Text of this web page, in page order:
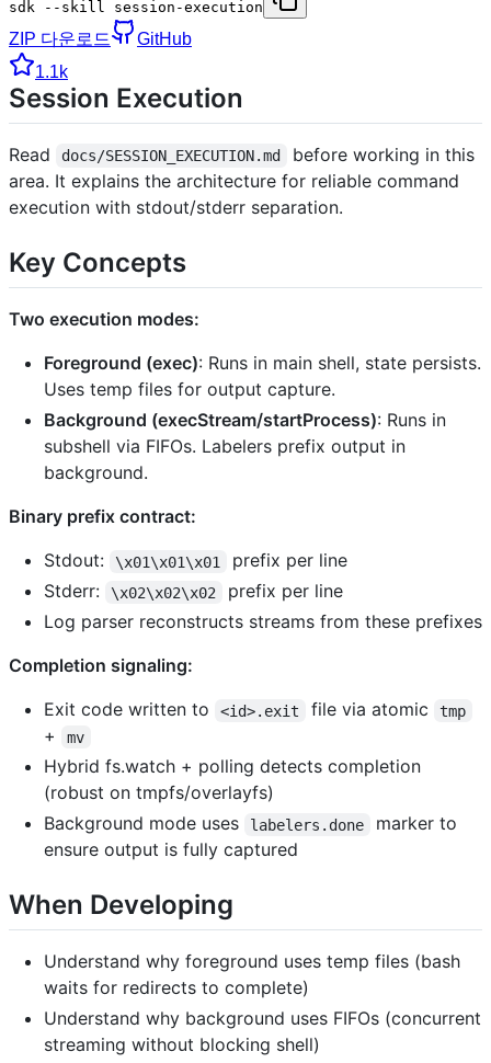
sdk --skill session-execution
ZIP 다운로드
GitHub
1.1k
Session Execution
Read docs/SESSION_EXECUTION.md
before working in this
area. It explains the architecture for reliable command
execution with stdout/stderr separation.
Key Concepts
Two execution modes:
Foreground (exec): Runs in main shell, state persists.
Uses temp files for output capture.
Background (execStream/startProcess): Runs in
subshell via FIFOs. Labelers prefix output in
background.
Binary prefix contract:
Stdout:
\x01\x01\x01
prefix per line
Stderr:
\x02\x02\x02
prefix per line
Log parser reconstructs streams from these prefixes
Completion signaling:
Exit code written to
<id>.exit file via atomic tmp
+ mv
Hybrid fs.watch + polling detects completion
(robust on tmpfs/overlayfs)
Background mode uses
labelers.done
marker to
ensure output is fully captured
When Developing
Understand why foreground uses temp files (bash
waits for redirects to complete)
Understand why background uses FIFOs (concurrent
streaming without blocking shell)